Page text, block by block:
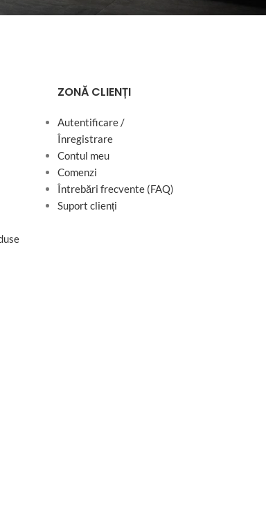
ZONĂ CLIENȚI
Autentificare /
Înregistrare
Contul meu
Comenzi
Întrebări frecvente (FAQ)
Suport clienți